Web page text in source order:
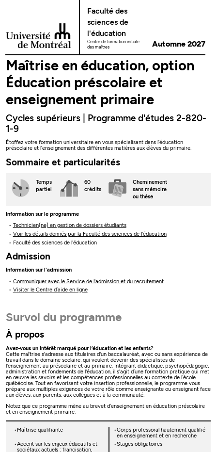
Faculté des
sciences de
l'éducation
Centre de formation initiale
des maîtres
Automne 2027
Maîtrise en éducation, option
Éducation préscolaire et
enseignement primaire
Cycles supérieurs | Programme d'études 2-820-
1-9
Étoffez votre formation universitaire en vous spécialisant dans l’éducation
préscolaire et l’enseignement des différentes matières aux élèves du primaire.
Sommaire et particularités
Temps
partiel
60
crédits
Cheminement
sans mémoire
ou thèse
Information sur le programme
Technicien(ne) en gestion de dossiers étudiants
Voir les détails donnés par la Faculté des sciences de l'éducation
Faculté des sciences de l'éducation
Admission
Information sur l'admission
Communiquer avec le Service de l'admission et du recrutement
Visiter le Centre d’aide en ligne
Survol du programme
À propos
Avez-vous un intérêt marqué pour l’éducation et les enfants?
Cette maîtrise s'adresse aux titulaires d'un baccalauréat, avec ou sans expérience de
travail dans le domaine scolaire, qui veulent devenir des spécialistes de
l'enseignement au préscolaire et au primaire. Intégrant didactique, psychopédagogie,
administration et fondements de l'éducation, il s’agit d’une formation pratique qui met
en œuvre les savoirs et les compétences professionnelles au contexte de l’école
québécoise. Tout en favorisant votre insertion professionnelle, le programme vous
prépare aux multiples exigences de votre rôle comme enseignante ou enseignant face
aux élèves, aux parents, aux collègues et à la communauté.
Notez que ce programme mène au brevet d’enseignement en éducation préscolaire
et en enseignement primaire.
Maîtrise qualifiante
Corps professoral hautement qualifié
en enseignement et en recherche
Accent sur les enjeux éducatifs et
sociétaux actuels : francisation,
Stages obligatoires